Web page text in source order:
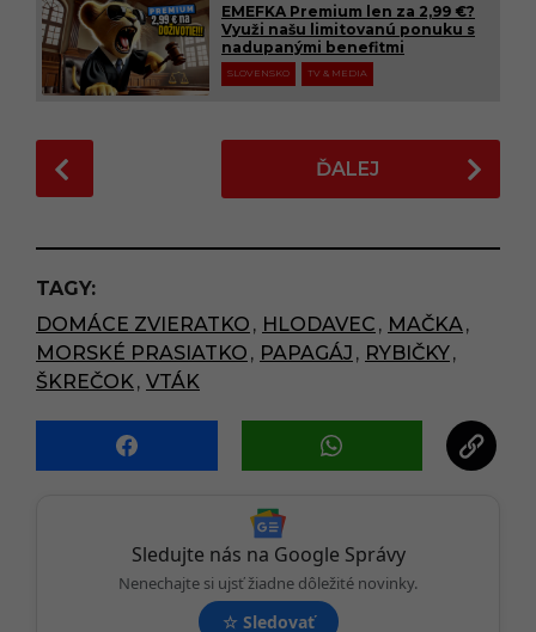
EMEFKA Premium len za 2,99 €?
Využi našu limitovanú ponuku s
nadupanými benefitmi
SLOVENSKO TV & MEDIA
o
t
P
a
g
i
t
ĎALEJ
TAGY:
DOMÁCE ZVIERATKO , HLODAVEC , MAČKA,
MORSKÉ PRASIATKO , PAPAGÁJ , RYBIČKY,
ŠKREČOK, VTÁK
Sledujte nás na Google Správy
Nenechajte si ujsť žiadne dôležité novinky.
☆ Sledovať